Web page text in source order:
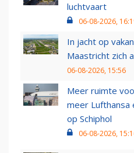
luchtvaart
06-08-2026,
In jacht op
Maastricht zich
06-08-2026, 15:56
Meer ruimte
meer Lufthansa
op Schiphol
06-08-2026,